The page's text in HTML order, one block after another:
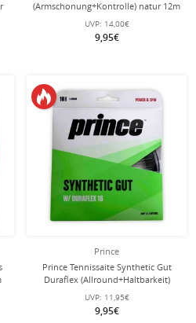
(Armschonung+Kontrolle) natur 12m
Set
UVP: 14,00€
9,95€
Prince
Prince Tennissaite Synthetic Gut
Duraflex (Allround+Haltbarkeit)
schwarz 12m Set
UVP: 11,95€
9,95€